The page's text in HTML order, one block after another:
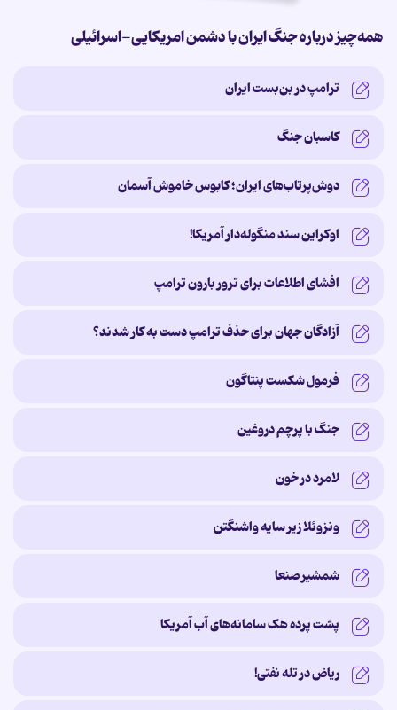
همه‌چیز درباره جنگ ایران با دشمن امریکایی-اسرائیلی
ترامپ در بن‌بست ایران
کاسبان جنگ
دوش‌پرتاب‌های ایران؛ کابوس خاموش آسمان
اوکراین سند منگوله‌دار آمریکا!
افشای اطلاعات برای ترور بارون ترامپ
آزادگان جهان برای حذف ترامپ دست به کار شدند؟
فرمول شکست پنتاگون
جنگ با پرچم دروغین
لامرد در خون
ونزوئلا زیر سایه‌ واشنگتن
شمشیر صنعا
پشت پرده‌ هک سامانه‌های آب آمریکا
ریاض در تله نفتی!